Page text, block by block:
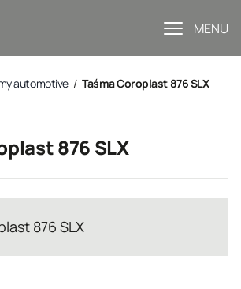
MENU
automotive / Taśma Coroplast 876 SLX
876 SLX
876 SLX